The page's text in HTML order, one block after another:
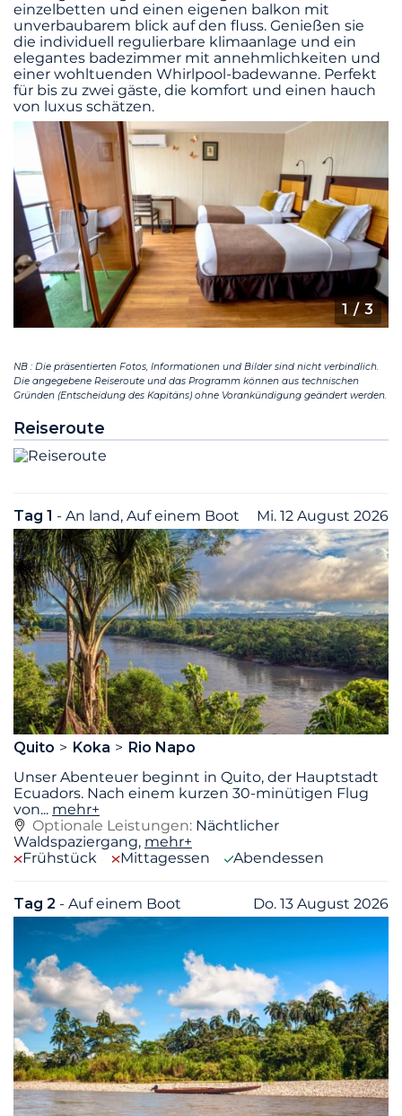
einzelbetten und einen eigenen balkon mit
unverbaubarem blick auf den fluss. Genießen sie
die individuell regulierbare klimaanlage und ein
elegantes badezimmer mit annehmlichkeiten und
einer wohltuenden Whirlpool-badewanne. Perfekt
für bis zu zwei gäste, die komfort und einen hauch
von luxus schätzen.
1 / 3
NB : Die präsentierten Fotos, Informationen und Bilder sind nicht verbindlich.
Die angegebene Reiseroute und das Programm können aus technischen
Gründen (Entscheidung des Kapitäns) ohne Vorankündigung geändert werden.
Reiseroute
Tag 1 - An land, Auf einem Boot Mi. 12 August 2026
Quito Koka
Rio Napo
Unser Abenteuer beginnt in Quito, der Hauptstadt
Ecuadors. Nach einem kurzen 30-minütigen Flug
von... mehr+
Optionale Leistungen: Nächtlicher
Waldspaziergang, mehr+
Frühstück
Mittagessen Abendessen
Tag 2 - Auf einem Boot Do. 13 August 2026